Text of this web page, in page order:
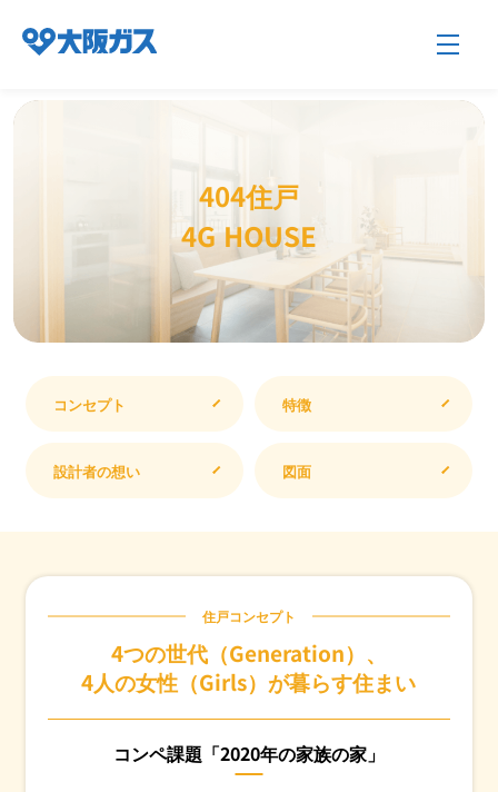
企業/グループについて
技術開発
採用情報
プレスリリース
404住戸
4G HOUSE
コンセプト 特徴
設計者の想い 図面
住戸コンセプト
4つの世代（Generation）、
4人の女性（Girls）が暮らす住まい
コンペ課題「2020年の家族の家」